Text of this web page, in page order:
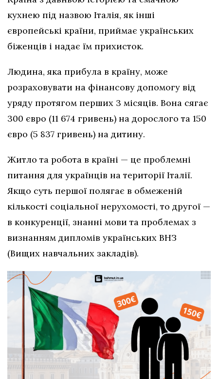
кухнею під назвою Італія, як інші
європейські країни, приймає українських
біженців і надає їм прихисток.
Людина, яка прибула в країну, може
розраховувати на фінансову допомогу від
уряду протягом перших 3 місяців. Вона сягає
300 євро (11 674 гривень) на дорослого та 150
євро (5 837 гривень) на дитину.
Житло та робота в країні — це проблемні
питання для українців на території Італії.
Якщо суть першої полягає в обмеженій
кількості соціальної нерухомості, то другої —
в конкуренції, знанні мови та проблемах з
визнанням дипломів українських ВНЗ
(Вищих навчальних закладів).